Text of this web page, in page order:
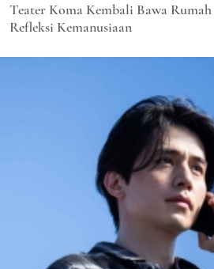
Teater Koma Kembali Bawa
Refleksi Kemanusiaan